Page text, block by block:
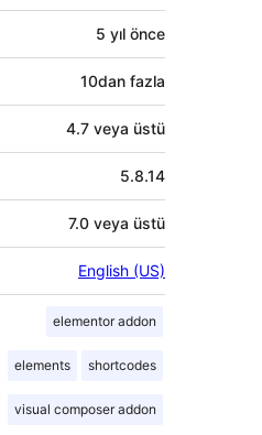
5 yıl önce
10dan fazla
4.7 veya üstü
5.8.14
7.0 veya üstü
English (US)
elementor addon
elements shortcodes
visual composer addon